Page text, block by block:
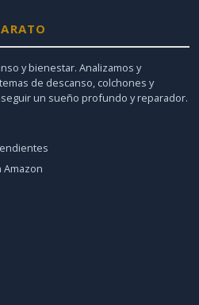
y bienestar. Analizamos y
de descanso, colchones y
un sueño profundo y reparador.
Amazon